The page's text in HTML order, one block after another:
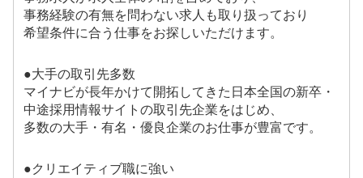
事務経験の有無を問わない求人も取り扱っており
希望条件に合う仕事をお探しいただけます。
●大手の取引先多数
マイナビが長年かけて開拓してきた日本全国の新卒・
中途採用情報サイトの取引先企業をはじめ、
多数の大手・有名・優良企業のお仕事が豊富です。
●クリエイティブ職に強い